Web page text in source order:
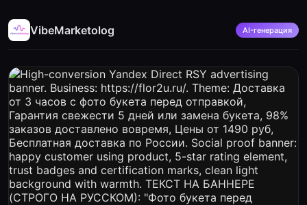
VibeMarketolog AI-генерация